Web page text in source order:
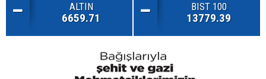
ALTIN
6659.71
BIST 100
13779.39